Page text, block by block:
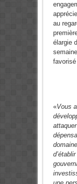
au
élargie
«Vous